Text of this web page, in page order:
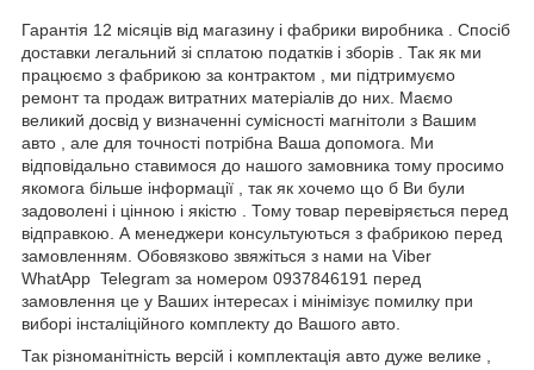
Гарантія 12 місяців від магазину і фабрики виробника . Спосіб
доставки легальний зі сплатою податків і зборів . Так як ми
працюємо з фабрикою за контрактом , ми підтримуємо
ремонт та продаж витратних матеріалів до них. Маємо
великий досвід у визначенні сумісності магнітоли з Вашим
авто , але для точності потрібна Ваша допомога. Ми
відповідально ставимося до нашого замовника тому просимо
якомога більше інформації , так як хочемо що б Ви були
задоволені і цінною і якістю . Тому товар перевіряється перед
відправкою. А менеджери консультуються з фабрикою перед
замовленням. Обовязково звяжіться з нами на Viber
WhatApp Telegram за номером 0937846191 перед
замовлення це у Ваших інтересах і мінімізує помилку при
виборі інсталіційного комплекту до Вашого авто.
Так різноманітність версій і комплектація авто дуже велике ,